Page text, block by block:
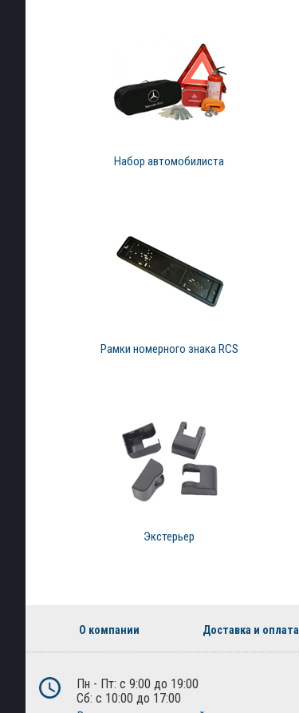
Набор автомобилиста
Рамки номерного знака RCS
Экстерьер
О компании Доставка и оплата
Пн - Пт: с 9:00 до 19:00
Сб: с 10:00 до 17:00